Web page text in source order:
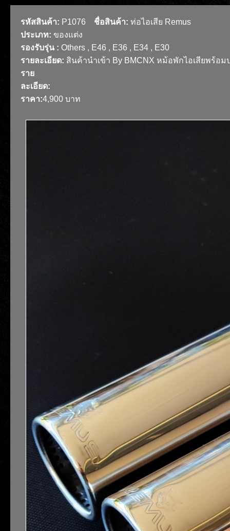
รหัสสินค้า: P1076 ชื่อสินค้า: ท่อไอเสีย Remus
ประเภท: ของแต่ง
รองรับรุ่น : Others , E46 , E36 , E34 , E30
รายละเอียด: สินค้านำเข้า By BMCNX หม้อพักไอเสียพร้อม
ราย
ละเอียด:
ราคา:4,900 บาท